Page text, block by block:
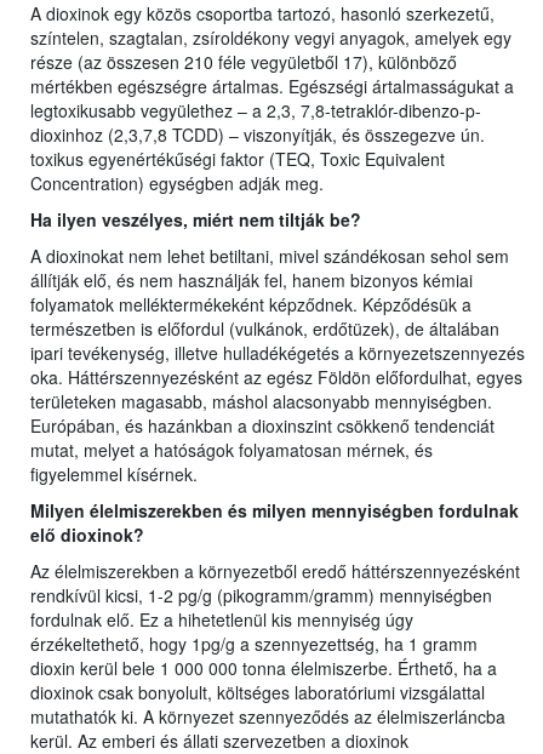
A dioxinok egy közös csoportba tartozó, hasonló szerkezetű,
színtelen, szagtalan, zsíroldékony vegyi anyagok, amelyek egy
része (az összesen 210 féle vegyületből 17), különböző
mértékben egészségre ártalmas. Egészségi ártalmasságukat a
legtoxikusabb vegyülethez – a 2,3, 7,8-tetraklór-dibenzo-p-
dioxinhoz (2,3,7,8 TCDD) – viszonyítják, és összegezve ún.
toxikus egyenértékűségi faktor (TEQ, Toxic Equivalent
Concentration) egységben adják meg.
Ha ilyen veszélyes, miért nem tiltják be?
A dioxinokat nem lehet betiltani, mivel szándékosan sehol sem
állítják elő, és nem használják fel, hanem bizonyos kémiai
folyamatok melléktermékeként képződnek. Képződésük a
természetben is előfordul (vulkánok, erdőtüzek), de általában
ipari tevékenység, illetve hulladékégetés a környezetszennyezés
oka. Háttérszennyezésként az egész Földön előfordulhat, egyes
területeken magasabb, máshol alacsonyabb mennyiségben.
Európában, és hazánkban a dioxinszint csökkenő tendenciát
mutat, melyet a hatóságok folyamatosan mérnek, és
figyelemmel kísérnek.
Milyen élelmiszerekben és milyen mennyiségben fordulnak
elő dioxinok?
Az élelmiszerekben a környezetből eredő háttérszennyezésként
rendkívül kicsi, 1-2 pg/g (pikogramm/gramm) mennyiségben
fordulnak elő. Ez a hihetetlenül kis mennyiség úgy
érzékeltethető, hogy 1pg/g a szennyezettség, ha 1 gramm
dioxin kerül bele 1 000 000 tonna élelmiszerbe. Érthető, ha a
dioxinok csak bonyolult, költséges laboratóriumi vizsgálattal
mutathatók ki. A környezet szennyeződés az élelmiszerláncba
kerül. Az emberi és állati szervezetben a dioxinok